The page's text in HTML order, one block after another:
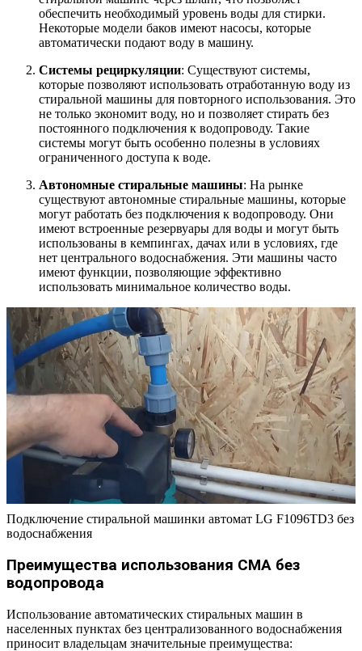
обеспечить необходимый уровень воды для стирки.
Некоторые модели баков имеют насосы, которые
автоматически подают воду в машину.
Системы рециркуляции: Существуют системы,
которые позволяют использовать отработанную воду из
стиральной машины для повторного использования. Это
не только экономит воду, но и позволяет стирать без
постоянного подключения к водопроводу. Такие
системы могут быть особенно полезны в условиях
ограниченного доступа к воде.
Автономные стиральные машины: На рынке
существуют автономные стиральные машины, которые
могут работать без подключения к водопроводу. Они
имеют встроенные резервуары для воды и могут быть
использованы в кемпингах, дачах или в условиях, где
нет центрального водоснабжения. Эти машины часто
имеют функции, позволяющие эффективно
использовать минимальное количество воды.
Подключение стиральной машинки автомат LG F1096TD3 без
водоснабжения
Преимущества использования СМА без
водопровода
Использование автоматических стиральных машин в
населенных пунктах без централизованного водоснабжения
приносит владельцам значительные преимущества: